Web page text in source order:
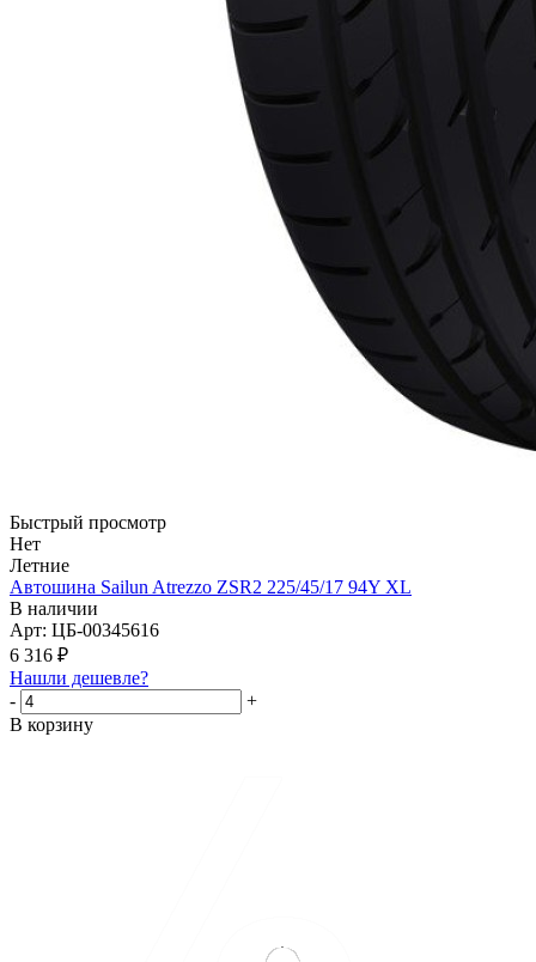
Быстрый просмотр
Нет
Летние
Автошина Sailun Atrezzo ZSR2 225/45/17 94Y XL
В наличии
Арт: ЦБ-00345616
6 316 ₽
Нашли дешевле?
-
+
В корзину